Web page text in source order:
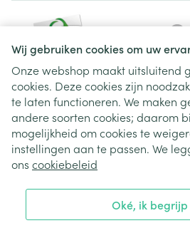
Wij gebruiken cookies om uw
Onze webshop maakt uitsluitend
cookies. Deze cookies zijn
te laten functioneren. We maken
andere soorten cookies; daarom
mogelijkheid om cookies te
instellingen aan te passen. We
ons cookiebeleid
Oké, ik
Juridische links